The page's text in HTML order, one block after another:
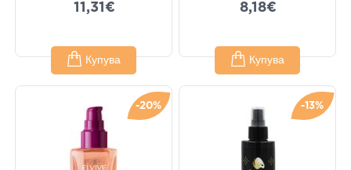
11,31€
Купува
8,18€
Купува
-20% -13%